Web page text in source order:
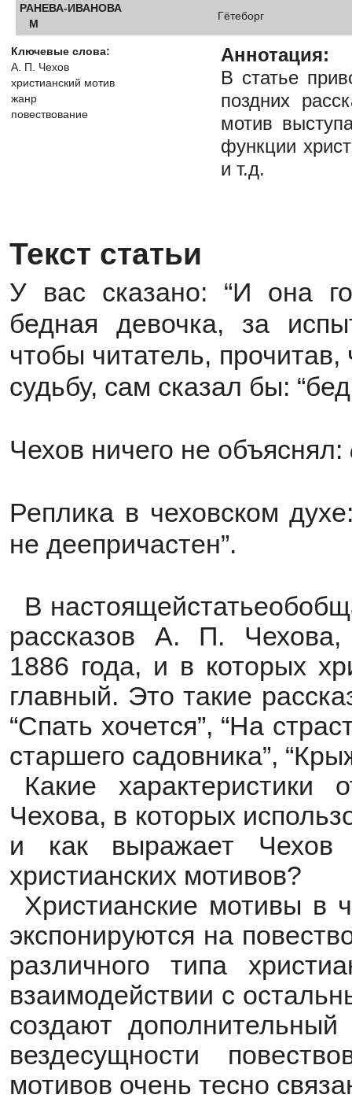
РАНЕВА-ИВАНОВА
М
Гётеборг
Ключевые слова:
А. П. Чехов
христианский мотив
жанр
повествование
Аннотация:
В статье
поздних
мотив
функции
и т.д.
Текст статьи
У вас сказано: “И она
бедная девочка, за
чтобы читатель,
судьбу, сам сказал бы:
Чехов ничего не объяснял:
Реплика в чеховском
не деепричастен”.
В
рассказов А. П.
1886 года, и в которых
главный. Это такие
“Спать хочется”, “На
старшего садовника”,
Какие характеристики
Чехова, в которых
и как выражает
христианских мотивов?
Христианские мотивы в
экспонируются на
различного типа
взаимодействии с
создают
вездесущности
мотивов очень тесно